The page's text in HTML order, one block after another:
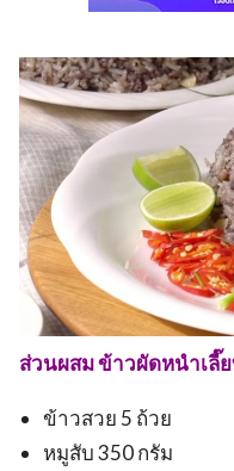
ส่วนผสม ข้าวผัดหนำเลี๊
ข้าวสวย 5 ถ้วย
หมูสับ 350 กรัม